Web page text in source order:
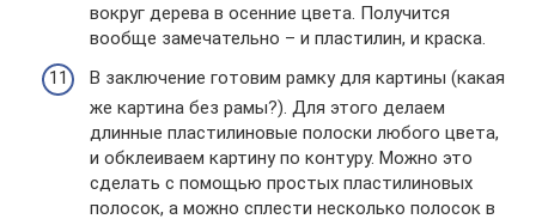
вокруг дерева в осенние цвета. Получится
вообще замечательно – и пластилин, и краска.
В заключение готовим рамку для картины (какая
же картина без рамы?). Для этого делаем
длинные пластилиновые полоски любого цвета,
и обклеиваем картину по контуру. Можно это
сделать с помощью простых пластилиновых
полосок, а можно сплести несколько полосок в